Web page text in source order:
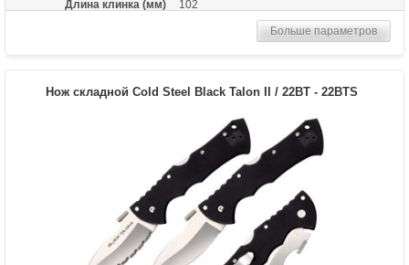
Длина клинка (мм)
102
Материал рукоятки
G-10
Длина в сложенном
126
Tri-Ad Lock
Satin finish
Вес (гр)
Назначение
Универсальный нож, туристический нож,
боевой нож, нож повседневного ношения
Особенности
Под правую и левую руку. Осевой узел -
шайбы из фосфористой бронзы +
Больше параметров
Нож складной Cold Steel Black Talon II / 22BT - 22BTS